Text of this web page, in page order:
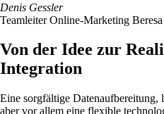
Denis Gessler
Teamleiter Online-Marketing Beresa
Von der Idee zur
Integration
Eine sorgfältige Datenaufbereitung,
aber vor allem eine flexible